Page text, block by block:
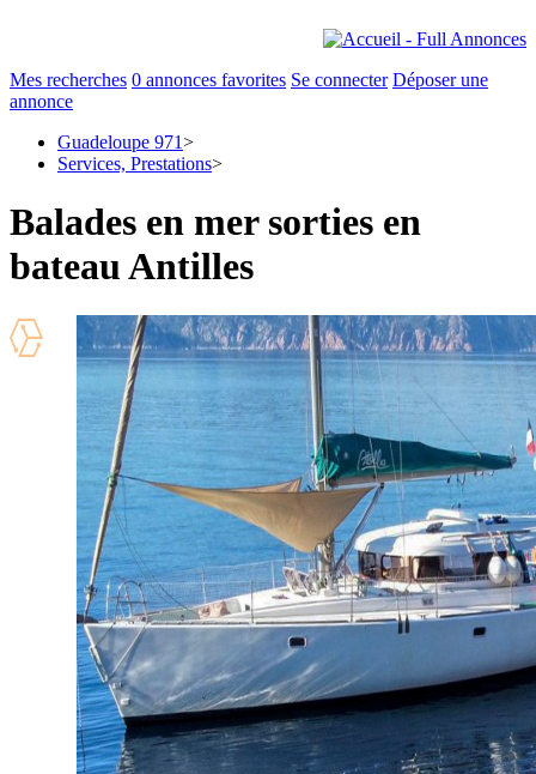
Mes recherches 0 annonces favorites Se connecter Déposer une
annonce
Guadeloupe 971>
Services, Prestations>
Balades en mer sorties en
bateau Antilles